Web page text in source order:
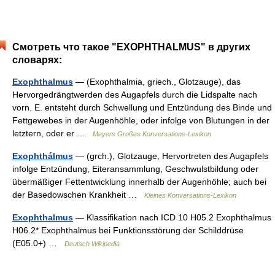
Смотреть что такое "EXOPHTHALMUS" в других
словарях:
Exophthalmus — (Exophthalmia, griech., Glotzauge), das
Hervorgedrängtwerden des Augapfels durch die Lidspalte nach
vorn. E. entsteht durch Schwellung und Entzündung des Binde und
Fettgewebes in der Augenhöhle, oder infolge von Blutungen in der
letztern, oder er …
Meyers Großes Konversations-Lexikon
Exophthálmus — (grch.), Glotzauge, Hervortreten des Augapfels
infolge Entzündung, Eiteransammlung, Geschwulstbildung oder
übermäßiger Fettentwicklung innerhalb der Augenhöhle; auch bei
der Basedowschen Krankheit …
Kleines Konversations-Lexikon
Exophthalmus — Klassifikation nach ICD 10 H05.2 Exophthalmus
H06.2* Exophthalmus bei Funktionsstörung der Schilddrüse
(E05.0+) …
Deutsch Wikipedia